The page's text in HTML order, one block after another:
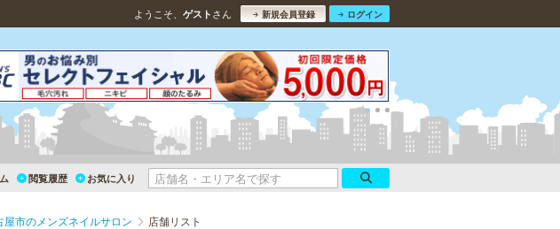
ようこそ、 ゲスト さん 新規会員登録 ログイン
閲覧履歴 お気に入り
屋市のメンズネイルサロン 店舗リスト